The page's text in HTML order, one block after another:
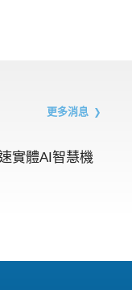
更多消息
實體AI智慧機